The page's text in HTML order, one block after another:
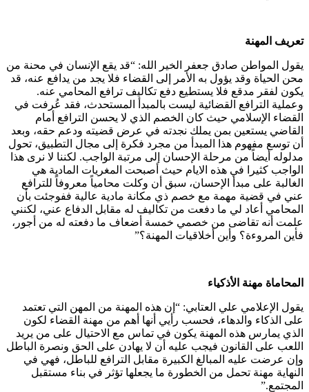
تعريف المهنة
يقول المواطن صادق جعفر الخير الله: “قد يقع الإنسان في محنة من
محن الحياة وقد يؤول به الأمر إلى القضاء فلا يجد من يدافع عنه، قد
يكون لفقر مدقع فلا يستطيع دفع تكاليف ترافع المحامي عنه.
وعملية الترافع القضائية ليست بالمبدأ المستحدث، فقد عُرفت في
القضاء الإسلامي حيث كان الخصم الذي لا يحسن الترافع أمام
القاضي يستعين بمن يملك نجدته في عرض قضيته ودعم حقه، وبعد
أن توسع مفهوم هذا المبدأ من مجرد فكرة إلى مجال التطبيق، تحول
مدلوله أيضاً من مرحلة الإحسان إلى مرتبة الواجب. لكننا لا نرى هذا
الواجب كثيرا في هذه الايام حيث أصبحت المغريات المادية هي
الغالبة على مبدأ الإحسان، سبق أن وكلت محامياً معروفاً للترافع
عني في قضية مهمة مع خصم ذي مكانة مادية عالية ففوجئت بأن
المحامي أعاد لي ما دفعت من تكاليف له مقابل الدفاع عني، لكنني
علمت أنه تقاضى من خصمي خمسة أضعاف ما دفعته له من أجور،
فأين المروءة؟ وأين أخلاقيات المهنة؟”
المحاماة مهنة الأذكياء
يقول الإعلامي علي العتابي: “إن هذه المهنة من المهن التي تعتمد
على الذكاء والدهاء، فحسب رأيي أنها أهم من مهنة القضاء لكون
الذي يمارس هذه المهنة يكون في تماس مع الاحتيال على من يريد
اللعب على القانون فيجب عليه أن لا يهادن على الحق ونصرة الباطل
وإن عرضت عليه المبالغ الكبيرة مقابل الترافع للباطل، فهي في
النهاية مهنة تحمل من الخطورة ما يجعلها تؤثر في بناء مستقبل
المجتمع.”